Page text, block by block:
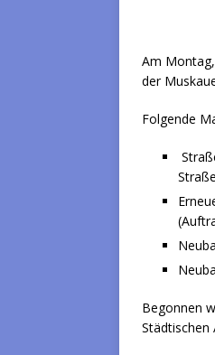
Am
der
Folgende
Begonnen
Städtischen